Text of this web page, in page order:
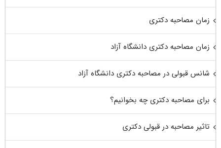
زمان مصاحبه دکتری
زمان مصاحبه دکتری دانشگاه آزاد
شانس قبولی در مصاحبه دکتری دانشگاه آزاد
برای مصاحبه دکتری چه بخوانیم؟
تاثیر مصاحبه در قبولی دکتری